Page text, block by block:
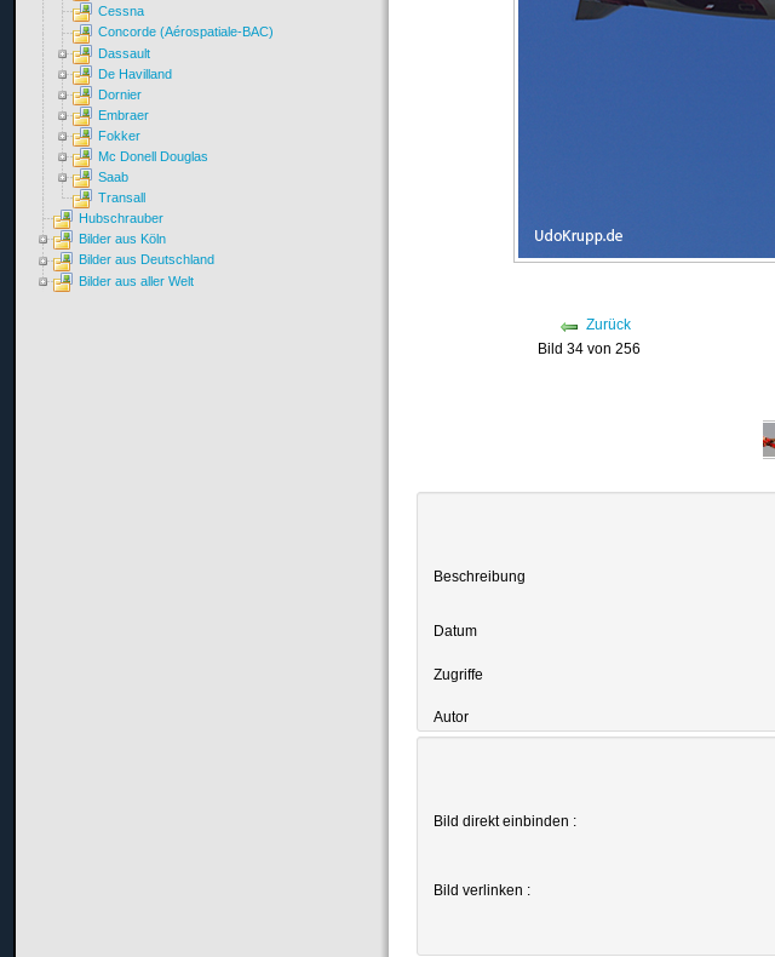
Zurück
Bild 34 von 256
Beschreibung
Datum
Zugriffe
Autor
Bild direkt einbinden :
Bild verlinken :
Cessna
Concorde (Aérospatiale-BAC)
Dassault
De Havilland
Dornier
Embraer
Fokker
Mc Donell Douglas
Saab
Transall
Hubschrauber
Bilder aus Köln
Bilder aus Deutschland
Bilder aus aller Welt